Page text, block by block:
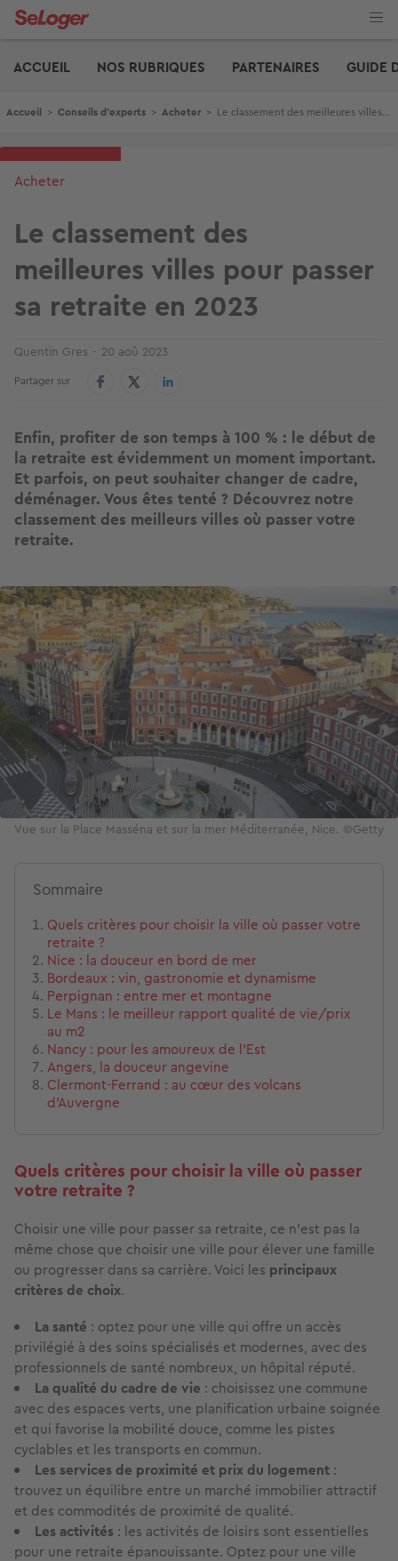
Aller
ACCUEIL
NOS RUBRIQUES PARTENAIRES GUIDE
Fil d'Ariane
Accueil > Conseils d'experts > Acheter > Le classement des meilleures villes pour passer sa retraite en 2023
Acheter
Le classement des
meilleures villes pour passer
sa retraite en 2023
Quentin Gres 20 aoû 2023
Partager sur
Enfin, profiter de son temps à 100 % : le début de
la retraite est évidemment un moment important.
Et parfois, on peut souhaiter changer de cadre,
déménager. Vous êtes tenté ? Découvrez notre
classement des meilleurs villes où passer votre
retraite.
Image
Vue sur la Place Masséna et sur la mer Méditerranée, Nice. ©Getty
Sommaire
Quels critères pour choisir la ville où passer votre
retraite ?
Nice : la douceur en bord de mer
Bordeaux : vin, gastronomie et dynamisme
Perpignan : entre mer et montagne
Le Mans : le meilleur rapport qualité de vie/prix
au m2
Nancy : pour les amoureux de l'Est
Angers, la douceur angevine
Clermont-Ferrand : au cœur des volcans
d'Auvergne
Quels critères pour choisir la ville où passer
votre retraite ?
Choisir une ville pour passer sa retraite, ce n'est pas la
même chose que choisir une ville pour élever une famille
ou progresser dans sa carrière. Voici les principaux
critères de choix.
La santé : optez pour une ville qui offre un accès
privilégié à des soins spécialisés et modernes, avec des
professionnels de santé nombreux, un hôpital réputé.
La qualité du cadre de vie : choisissez une commune
avec des espaces verts, une planification urbaine soignée
et qui favorise la mobilité douce, comme les pistes
cyclables et les transports en commun.
Les services de proximité et prix du logement :
trouvez un équilibre entre un marché immobilier attractif
et des commodités de proximité de qualité.
Les activités : les activités de loisirs sont essentielles
pour une retraite épanouissante. Optez pour une ville